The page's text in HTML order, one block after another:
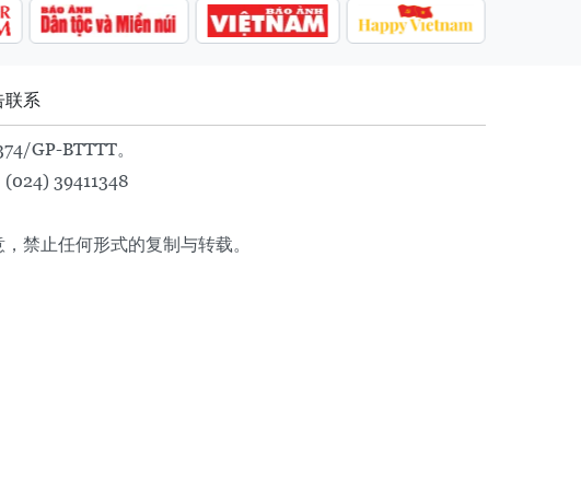
联系
GP-BTTTT。
39411348
禁止任何形式的复制与转载。